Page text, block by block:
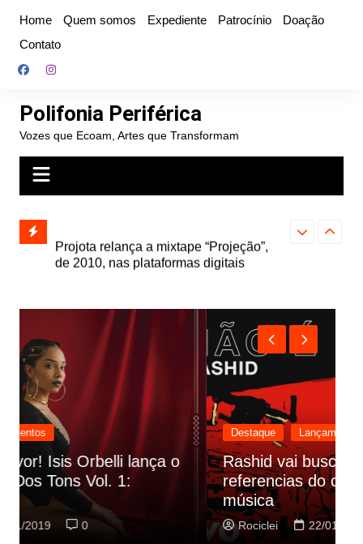
conteúdo
Home Quem somos Expediente Patrocínio
Doação
Contato
Polifonia Periférica
Vozes que Ecoam, Artes que Transformam
e abre
autoral,
de 2010, nas plataformas digitais
Farofa
Destaque
Rashid vai buscar nos HQs as
referencias do clipe de sua nova
música
Rociclei 0